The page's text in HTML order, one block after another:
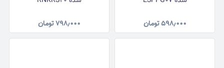
۵۹۸٫۰۰۰ تومان ۷۹۸٫۰۰۰تومان